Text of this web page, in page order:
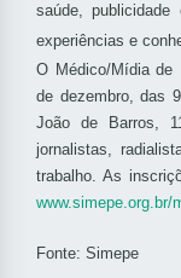
saúde,
experiências e
O Médico/Mídia de
de dezembro, das
João de Barros,
jornalistas,
trabalho. As
www.simepe.org.br/
Fonte: Simepe